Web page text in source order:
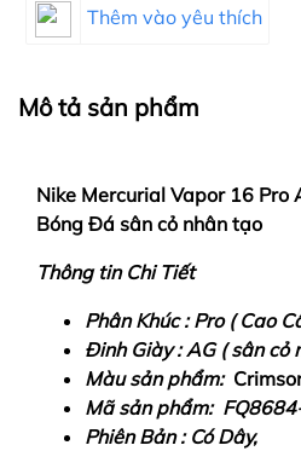
Thêm vào yêu thích
Mô tả sản phẩm
Nike Mercurial Vapor 16 Pro
Bóng Đá sân cỏ nhân tạo
Thông tin Chi Tiết
Phân Khúc : Pro ( Cao
Đinh Giày : AG ( sân cỏ
Màu sản phẩm:
Mã sản phẩm:
Phiên Bản : Có Dây,